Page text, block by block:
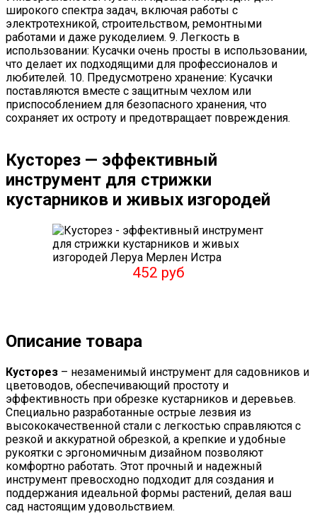
широкого спектра задач, включая работы с
электротехникой, строительством, ремонтными
работами и даже рукоделием. 9. Легкость в
использовании: Кусачки очень просты в использовании,
что делает их подходящими для профессионалов и
любителей. 10. Предусмотрено хранение: Кусачки
поставляются вместе с защитным чехлом или
приспособлением для безопасного хранения, что
сохраняет их остроту и предотвращает повреждения.
Кусторез — эффективный
инструмент для стрижки
кустарников и живых изгородей
452 руб
Описание товара
Кусторез – незаменимый инструмент для садовников и
цветоводов, обеспечивающий простоту и
эффективность при обрезке кустарников и деревьев.
Специально разработанные острые лезвия из
высококачественной стали с легкостью справляются с
резкой и аккуратной обрезкой, а крепкие и удобные
рукоятки с эргономичным дизайном позволяют
комфортно работать. Этот прочный и надежный
инструмент превосходно подходит для создания и
поддержания идеальной формы растений, делая ваш
сад настоящим удовольствием.